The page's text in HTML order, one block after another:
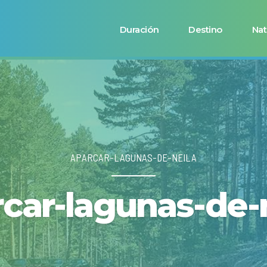
Duración Destino
APARCAR-LAGUNAS-DE-NEILA
lagunas-